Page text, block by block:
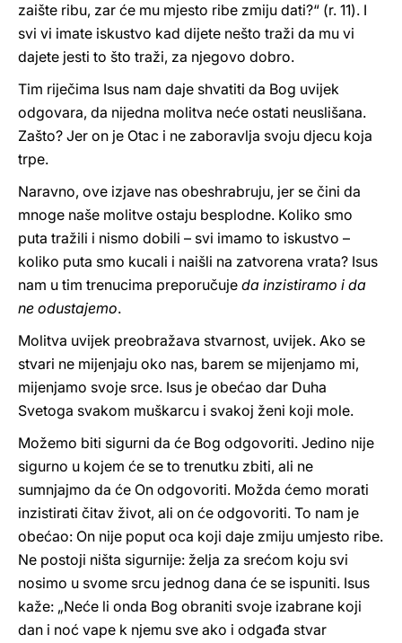
zaište ribu, zar će mu mjesto ribe zmiju dati?“ (r. 11). I
svi vi imate iskustvo kad dijete nešto traži da mu vi
dajete jesti to što traži, za njegovo dobro.
Tim riječima Isus nam daje shvatiti da Bog uvijek
odgovara, da nijedna molitva neće ostati neuslišana.
Zašto? Jer on je Otac i ne zaboravlja svoju djecu koja
trpe.
Naravno, ove izjave nas obeshrabruju, jer se čini da
mnoge naše molitve ostaju besplodne. Koliko smo
puta tražili i nismo dobili – svi imamo to iskustvo –
koliko puta smo kucali i naišli na zatvorena vrata? Isus
nam u tim trenucima preporučuje da inzistiramo i da
ne odustajemo.
Molitva uvijek preobražava stvarnost, uvijek. Ako se
stvari ne mijenjaju oko nas, barem se mijenjamo mi,
mijenjamo svoje srce. Isus je obećao dar Duha
Svetoga svakom muškarcu i svakoj ženi koji mole.
Možemo biti sigurni da će Bog odgovoriti. Jedino nije
sigurno u kojem će se to trenutku zbiti, ali ne
sumnjajmo da će On odgovoriti. Možda ćemo morati
inzistirati čitav život, ali on će odgovoriti. To nam je
obećao: On nije poput oca koji daje zmiju umjesto ribe.
Ne postoji ništa sigurnije: želja za srećom koju svi
nosimo u svome srcu jednog dana će se ispuniti. Isus
kaže: „Neće li onda Bog obraniti svoje izabrane koji
dan i noć vape k njemu sve ako i odgađa stvar